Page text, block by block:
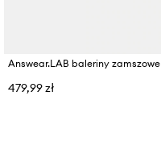
Answear.LAB baleriny zamszowe
479,99 zł